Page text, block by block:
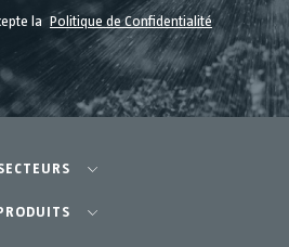
la Politique de Confidentialité
Horticulture
PRODUITS